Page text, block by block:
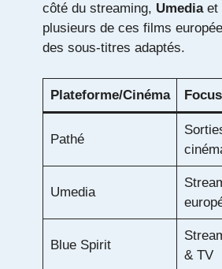
côté du streaming, Umediaet
plusieurs de ces films
des sous-titres adaptés.
Plateforme/Cinéma Focus
Pathé
Umedia
Blue Spirit
& TV